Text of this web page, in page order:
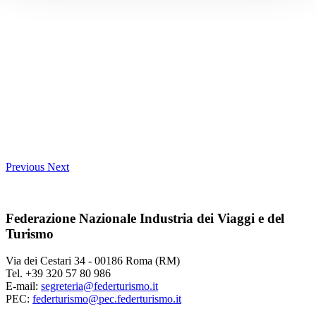
Previous Next
Federazione Nazionale Industria dei Viaggi e del
Turismo
Via dei Cestari 34 - 00186 Roma (RM)
Tel. +39 320 57 80 986
E-mail: segreteria@federturismo.it
PEC: federturismo@pec.federturismo.it